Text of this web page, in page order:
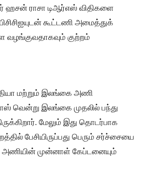
ஹசன் ராசா டிஆர்எஸ் விதிகளை
கூட்டணி அமைத்துக்
வழங்குவதாகவும் குற்றம்
மற்றும் இலங்கை அணி
வென்று இலங்கை முதலில் பந்து
மேலும் இது தொடர்பாக
பேசியிருப்பது பெரும் சர்ச்சையை
அணியின் முன்னாள் கேப்டனையும்